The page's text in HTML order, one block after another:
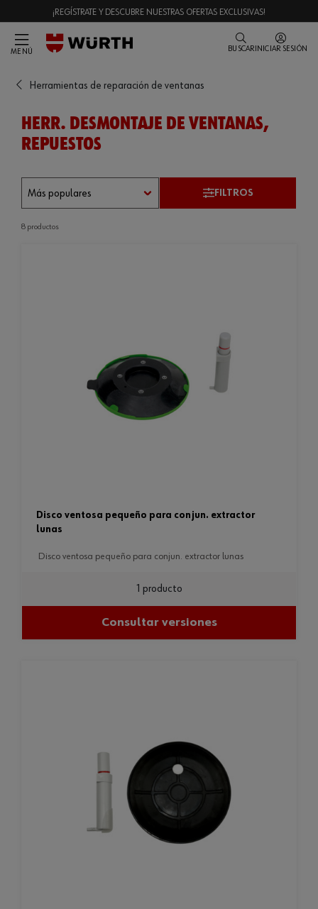
¡REGÍSTRATE Y DESCUBRE NUESTRAS OFERTAS EXCLUSIVAS!
MENÚ BUSCAR INICIAR SESIÓN
Herramientas de reparación de ventanas
HERR. DESMONTAJE DE VENTANAS,
REPUESTOS
FILTROS
8 productos
disco ventosa pequeño para conjun. extractor
lunas
disco ventosa pequeño para conjun. extractor lunas
1 producto
Consultar versiones